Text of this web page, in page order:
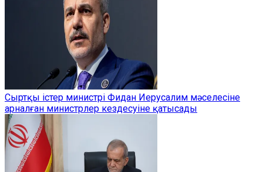
Сыртқы істер министрі Фидан Иерусалим мәселесіне
арналған министрлер кездесуіне қатысады